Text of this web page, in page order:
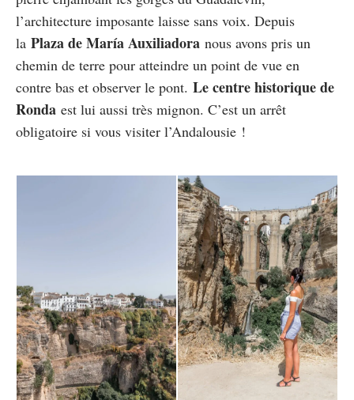
l’architecture imposante laisse sans voix. Depuis
la Plaza de María Auxiliadora nous avons pris un
chemin de terre pour atteindre un point de vue en
contre bas et observer le pont. Le centre historique de
Ronda est lui aussi très mignon. C’est un arrêt
obligatoire si vous visiter l’Andalousie !